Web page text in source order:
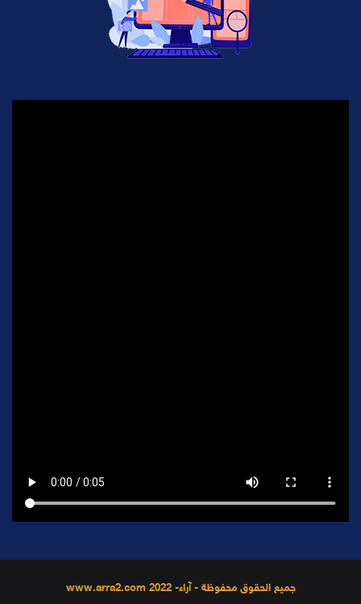
جميع الحقوق محفوظة - آراء- 2022 www.arra2.com